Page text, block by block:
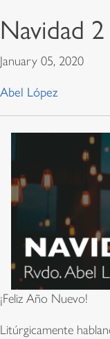
Navidad
January 05, 2020
Abel López
¡Feliz Año Nuevo!
Litúrgicamente